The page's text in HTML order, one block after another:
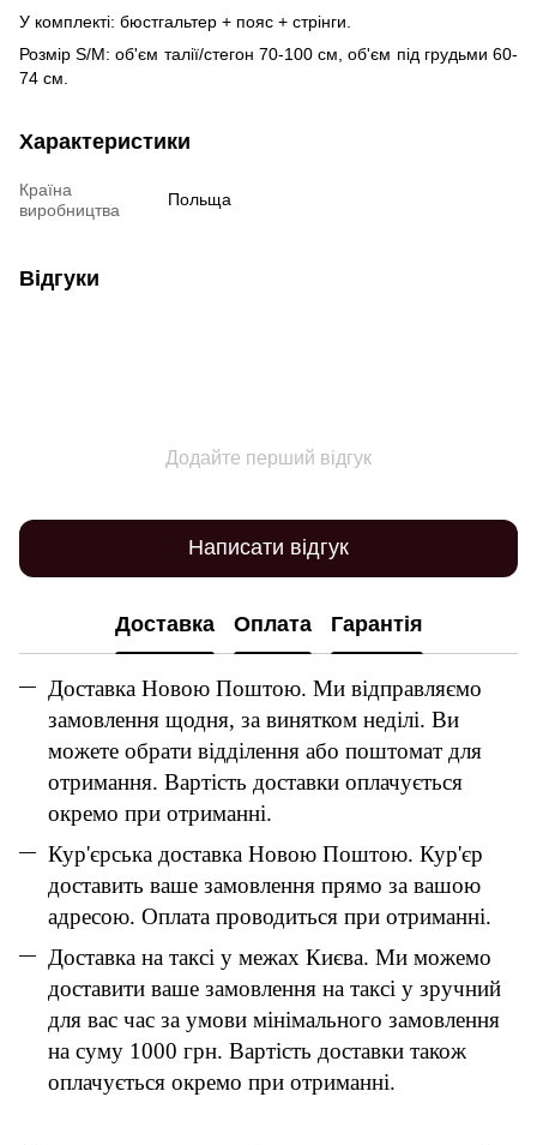
У комплекті: бюстгальтер + пояс + стрінги.
Розмір S/M: об'єм талії/стегон 70-100 см, об'єм під грудьми 60-
74 см.
Характеристики
Країна
виробництва
Польща
Відгуки
Додайте перший відгук
Написати відгук
Доставка Оплата Гарантія
Доставка Новою Поштою. Ми відправляємо
замовлення щодня, за винятком неділі. Ви
можете обрати відділення або поштомат для
отримання. Вартість доставки оплачується
окремо при отриманні.
Кур'єрська доставка Новою Поштою. Кур'єр
доставить ваше замовлення прямо за вашою
адресою. Оплата проводиться при отриманні.
Доставка на таксі у межах Києва. Ми можемо
доставити ваше замовлення на таксі у зручний
для вас час за умови мінімального замовлення
на суму 1000 грн. Вартість доставки також
оплачується окремо при отриманні.